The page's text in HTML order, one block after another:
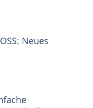
Neues